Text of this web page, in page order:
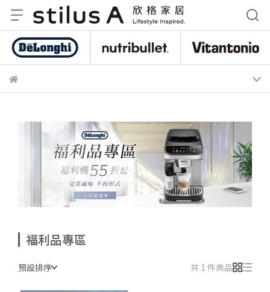
De
福利品專區
預設排序 共 1 件商品